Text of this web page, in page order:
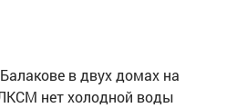
в двух домах на
нет холодной воды